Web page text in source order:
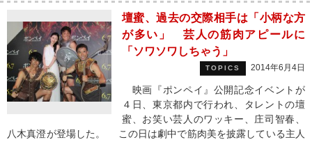
壇蜜、過去の交際相手は「小柄な方
が多い」 芸人の筋肉アピールに
「ソワソワしちゃう」
TOPICS 2014年6月4日
映画『ポンペイ』公開記念イベントが
４日、東京都内で行われ、タレントの壇
蜜、お笑い芸人のワッキー、庄司智春、
八木真澄が登場した。 この日は劇中で筋肉美を披露している主人